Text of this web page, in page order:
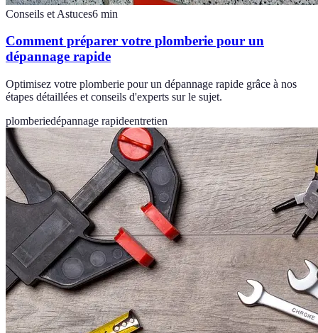
Conseils et Astuces6 min
Comment préparer votre plomberie pour un
dépannage rapide
Optimisez votre plomberie pour un dépannage rapide grâce à nos
étapes détaillées et conseils d'experts sur le sujet.
plomberiedépannage rapideentretien